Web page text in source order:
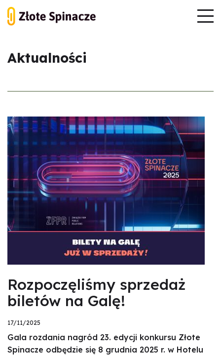
Aktualności
Rozpoczęliśmy sprzedaż
biletów na Galę!
17/11/2025
Gala rozdania nagród 23. edycji konkursu Złote
Spinacze odbędzie się 8 grudnia 2025 r. w Hotelu